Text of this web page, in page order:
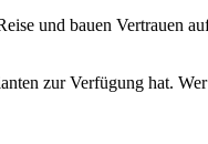
und bauen Vertrauen
zur Verfügung hat.